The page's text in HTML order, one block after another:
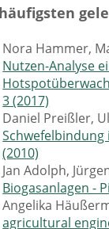
Nora Hammer,
Nutzen-Analyse
3 (2017)
Daniel Preißler,
Schwefelbindung
(2010)
Jan Adolph,
Biogasanlagen -
Angelika
agricultural